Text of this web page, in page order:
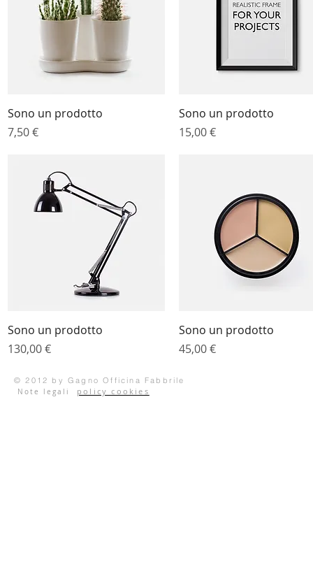
Vista rapida
Sono un prodotto
Prezzo
7,50 €
Vista rapida
Sono un prodotto
Prezzo
15,00 €
Vista rapida
Sono un prodotto
Prezzo
130,00 €
Vista rapida
Sono un prodotto
Prezzo
45,00 €
© 2012 by Gagno Officina Fabbrile
Note legali policy cookies